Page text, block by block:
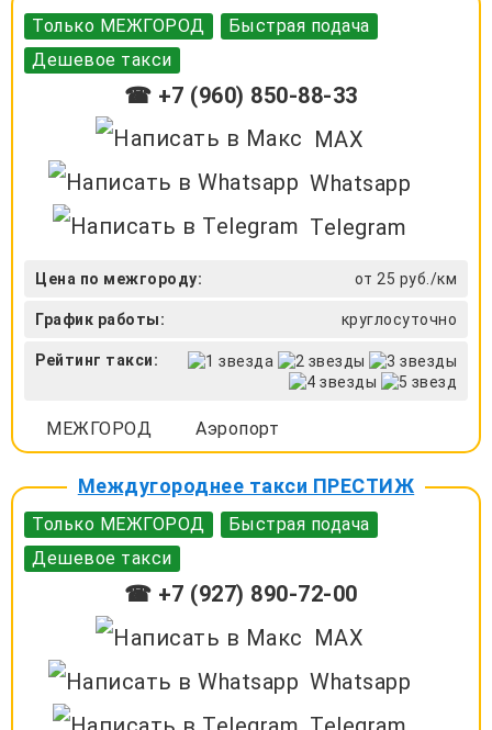
Только МЕЖГОРОД
Быстрая подача
Дешевое такси
☎ +7 (960) 850-88-33
MAX
Whatsapp
Telegram
Цена по межгороду: от 25 руб./км
График работы: круглосуточно
Рейтинг такси:
МЕЖГОРОД Аэропорт
Междугороднее такси ПРЕСТИЖ
Только МЕЖГОРОД
Быстрая подача
Дешевое такси
☎ +7 (927) 890-72-00
MAX
Whatsapp